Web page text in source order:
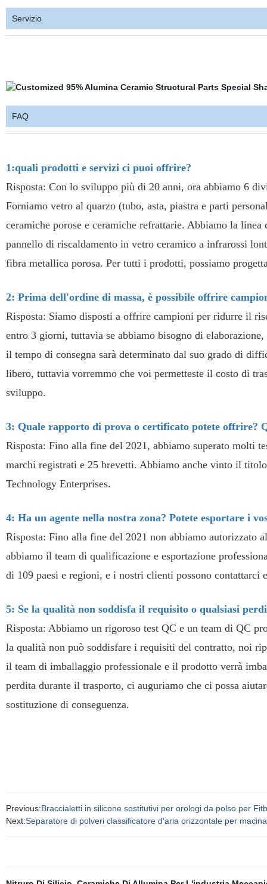
Servizio
FAQ
1:quali prodotti e servizi ci puoi offrire?
Risposta: Con lo sviluppo più di 20 anni, ora abbiamo 6
Forniamo vetro al quarzo (tubo, asta, piastra e parti
ceramiche porose e ceramiche refrattarie. Abbiamo la
pannello di riscaldamento in vetro ceramico a infrarossi
fibra metallica porosa. Per tutti i prodotti, possiamo
2: Prima dell'ordine di massa, è possibile offrire
Risposta: Siamo disposti a offrire campioni per ridurre il
entro 3 giorni, tuttavia se abbiamo bisogno di
il tempo di consegna sarà determinato dal suo grado di
libero, tuttavia vorremmo che voi permetteste il costo di
sviluppo.
3: Quale rapporto di prova o certificato potete offrire?
Risposta: Fino alla fine del 2021, abbiamo superato molti
marchi registrati e 25 brevetti. Abbiamo anche vinto il
Technology Enterprises.
4: Ha un agente nella nostra zona? Potete esportare i
Risposta: Fino alla fine del 2021 non abbiamo autorizzato
abbiamo il team di qualificazione e esportazione
di 109 paesi e regioni, e i nostri clienti possono
5: Se la qualità non soddisfa il requisito o qualsiasi
Risposta: Abbiamo un rigoroso test QC e un team di QC
la qualità non può soddisfare i requisiti del contratto, noi
il team di imballaggio professionale e il prodotto verrà
perdita durante il trasporto, ci auguriamo che ci possa
sostituzione di conseguenza.
Previous:Braccialetti in silicone sostitutivi per orologi da polso per
Next:Separatore di polveri classificatore d′aria orizzontale per